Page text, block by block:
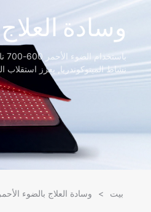
وسادة
نشاط الميتوكوندريا, يعزز استقلاب
بيت > وسادة العلاج بالضوء الأحمر